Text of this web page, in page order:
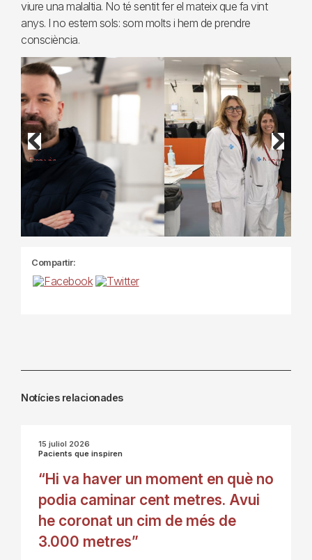
viure una malaltia. No té sentit fer el mateix que fa vint
anys. I no estem sols: som molts i hem de prendre
consciència.
Previous Next
Compartir:
Notícies relacionades
15 juliol 2026
Pacients que inspiren
“Hi va haver un moment en què no
podia caminar cent metres. Avui
he coronat un cim de més de
3.000 metres”